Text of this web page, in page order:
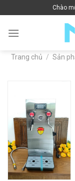
to
content
Chào
Trang chủ / Sản